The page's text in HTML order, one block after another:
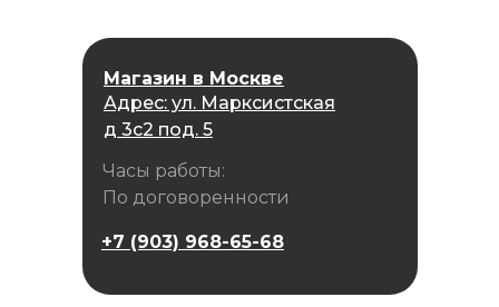
Магазин в Москве
Адрес: ул. Марксистская
д 3с2 под. 5
Часы работы:
По договоренности
+7 (903) 968-65-68